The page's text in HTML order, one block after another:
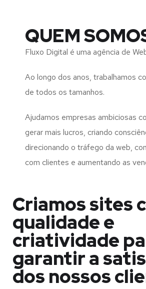
QUEM
Fluxo Digital é uma agência de
Ao longo dos anos, trabalhamos
de todos os tamanhos.
Ajudamos empresas ambiciosas
gerar mais lucros, criando
direcionando o tráfego da web,
com clientes e aumentando as
Criamos sites
qualidade e
criatividade
garantir a
dos nossos